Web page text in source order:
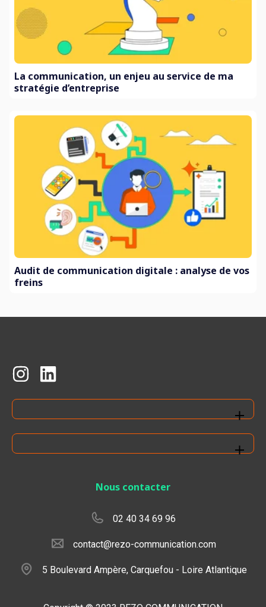
La communication, un enjeu au service de ma
stratégie d’entreprise
Audit de communication digitale : analyse de vos
freins
Nous contacter
02 40 34 69 96
contact@rezo-communication.com
5 Boulevard Ampère, Carquefou - Loire Atlantique